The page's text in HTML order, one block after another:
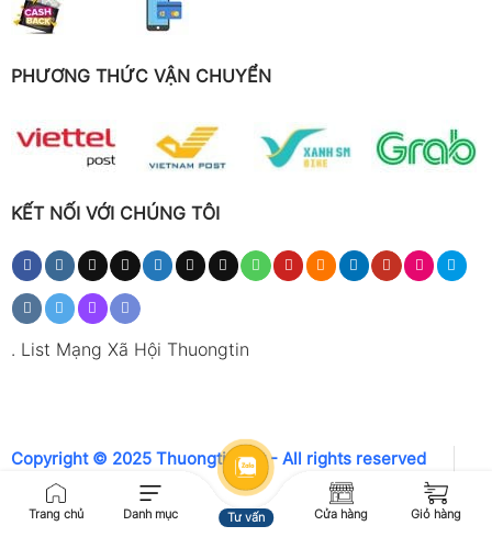
PHƯƠNG THỨC VẬN CHUYỂN
KẾT NỐI VỚI CHÚNG TÔI
. List Mạng Xã Hội Thuongtin
Copyright © 2025 Thuongtin.net - All rights reserved
Trang chủ Danh mục Tư vấn Cửa hàng Giỏ hàng